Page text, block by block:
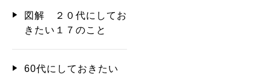
図解 ２０代にしてお
きたい１７のこと
60代にしておきたい